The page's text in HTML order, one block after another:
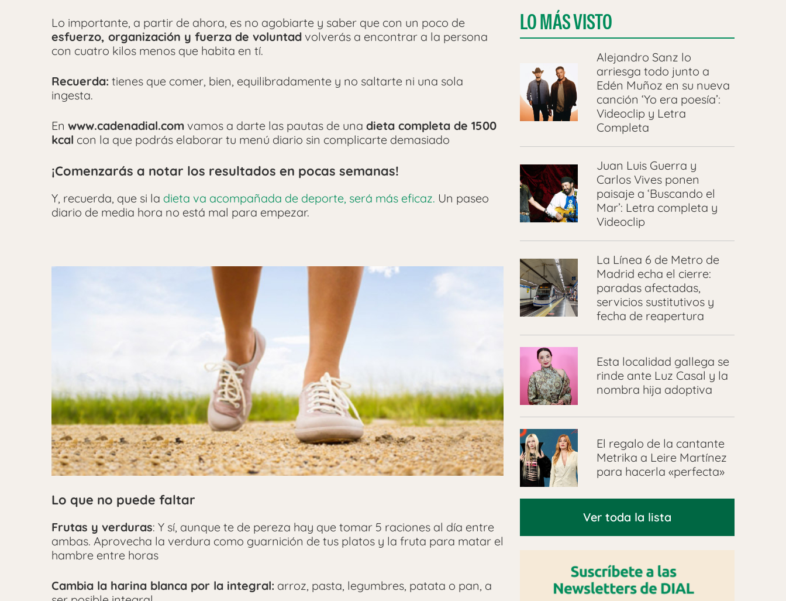
Lo importante, a partir de ahora, es no agobiarte y saber que con un poco de
esfuerzo, organización y fuerza de voluntad volverás a encontrar a la persona
con cuatro kilos menos que habita en tí.
Recuerda: tienes que comer, bien, equilibradamente y no saltarte ni una sola
ingesta.
En www.cadenadial.com vamos a darte las pautas de una dieta completa de 1500
kcal con la que podrás elaborar tu menú diario sin complicarte demasiado
¡Comenzarás a notar los resultados en pocas semanas!
Y, recuerda, que si la dieta va acompañada de deporte, será más eficaz. Un paseo
diario de media hora no está mal para empezar.
Lo que no puede faltar
Frutas y verduras: Y sí, aunque te de pereza hay que tomar 5 raciones al día entre
ambas. Aprovecha la verdura como guarnición de tus platos y la fruta para matar el
hambre entre horas
Cambia la harina blanca por la integral: arroz, pasta, legumbres, patata o pan, a
LO MÁS VISTO
Alejandro Sanz lo
arriesga todo junto a
Edén Muñoz en su nueva
canción ‘Yo era poesía’:
Videoclip y Letra
Completa
Juan Luis Guerra y
Carlos Vives ponen
paisaje a ‘Buscando el
Mar’: Letra completa y
Videoclip
La Línea 6 de Metro de
Madrid echa el cierre:
paradas afectadas,
servicios sustitutivos y
fecha de reapertura
Esta localidad gallega se
rinde ante Luz Casal y la
nombra hija adoptiva
El regalo de la cantante
Metrika a Leire Martínez
para hacerla «perfecta»
Ver toda la lista